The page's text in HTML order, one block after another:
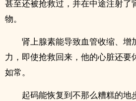
甚至还被抢救过，并在中途注‎‌‎射​‍了­​
物。
肾上腺素能导致血管收缩、增
力，即使抢救回来，他的心脏还要
如常。
起码能恢复到不那么糟糕的地